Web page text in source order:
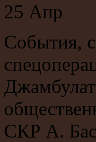
25 Апр
События,
СКР А.